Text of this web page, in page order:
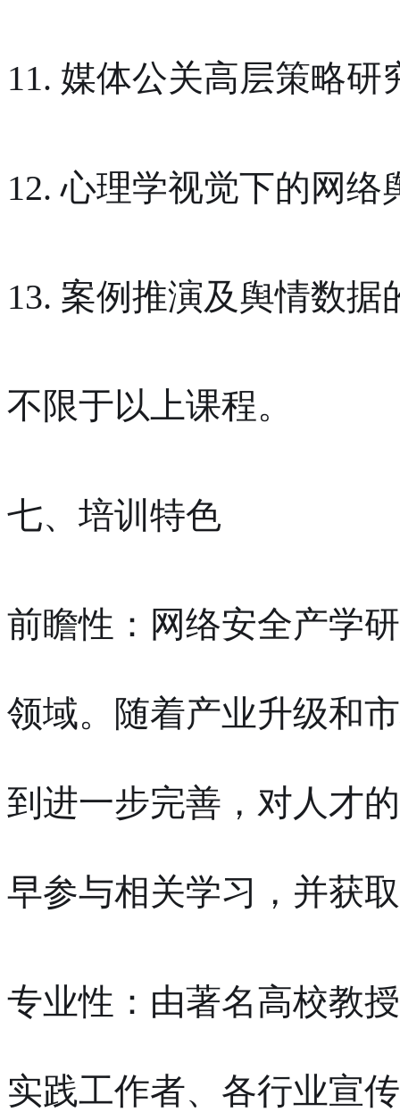
11. 媒体公关高层策略研
12. 心理学视觉下的网络
13. 案例推演及舆情数据
不限于以上课程。
七、培训特色
前瞻性：网络安全产学
领域。随着产业升级和
到进一步完善，对人才
早参与相关学习，并获
专业性：由著名高校教
实践工作者、各行业宣